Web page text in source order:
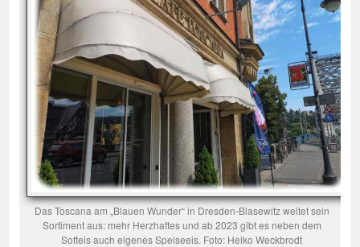
Das Toscana am „Blauen Wunder“ in Dresden-Blasewitz weitet sein
Sortiment aus: mehr Herzhaftes und ab 2023 gibt es neben dem
Softeis auch eigenes Speiseeis. Foto: Heiko Weckbrodt